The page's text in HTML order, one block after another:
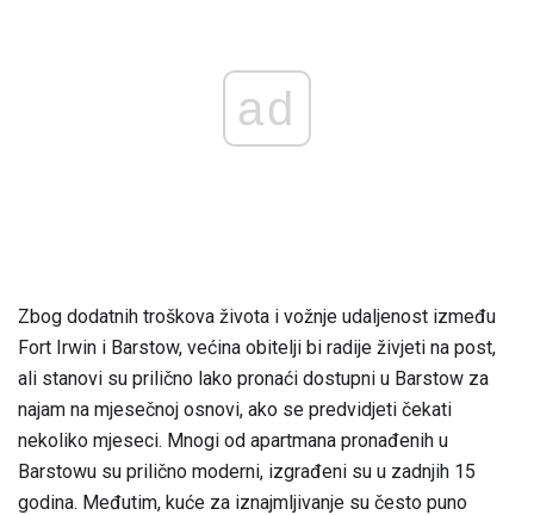
ad
Zbog dodatnih troškova života i vožnje udaljenost između
Fort Irwin i Barstow, većina obitelji bi radije živjeti na post,
ali stanovi su prilično lako pronaći dostupni u Barstow za
najam na mjesečnoj osnovi, ako se predvidjeti čekati
nekoliko mjeseci. Mnogi od apartmana pronađenih u
Barstowu su prilično moderni, izgrađeni su u zadnjih 15
godina. Međutim, kuće za iznajmljivanje su često puno